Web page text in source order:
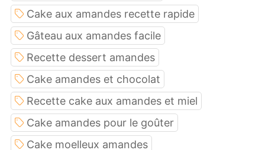
Cake aux amandes recette rapide
Gâteau aux amandes facile
Recette dessert amandes
Cake amandes et chocolat
Recette cake aux amandes et miel
Cake amandes pour le goûter
Cake moelleux amandes